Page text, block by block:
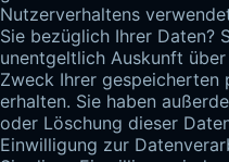
Nutzerverhaltens
Sie bezüglich Ihrer Daten?
unentgeltlich Auskunft
Zweck Ihrer gespeicherten
erhalten. Sie haben
oder Löschung dieser
Einwilligung zur